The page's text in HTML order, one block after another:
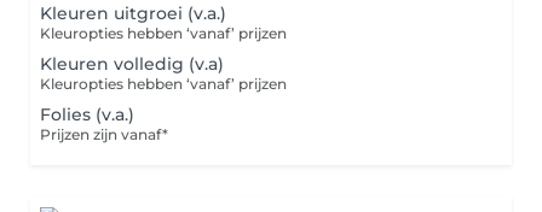
Kleuren uitgroei (v.a.)
Kleuropties hebben ‘vanaf’ prijzen
Kleuren volledig (v.a)
Kleuropties hebben ‘vanaf’ prijzen
Folies (v.a.)
Prijzen zijn vanaf*